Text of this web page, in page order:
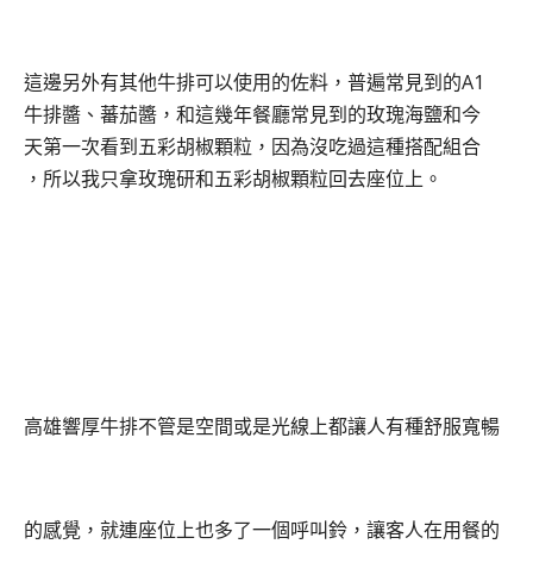
這邊另外有其他牛排可以使用的佐料，普遍常見到的A1
牛排醬、蕃茄醬，和這幾年餐廳常見到的玫瑰海鹽和今
天第一次看到五彩胡椒顆粒，因為沒吃過這種搭配組合
，所以我只拿玫瑰研和五彩胡椒顆粒回去座位上。
高雄響厚牛排不管是空間或是光線上都讓人有種舒服寬暢
的感覺，就連座位上也多了一個呼叫鈴，讓客人在用餐的